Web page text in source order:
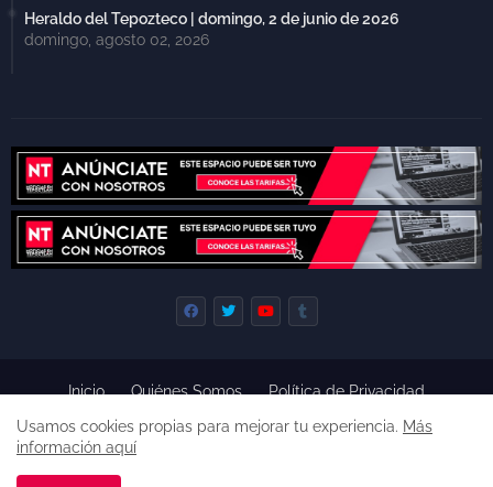
Heraldo del Tepozteco | domingo, 2 de junio de 2026
domingo, agosto 02, 2026
Derechos reservados, 2022 -
Inicio Quiénes Somos
Política de Privacidad
Derecho de Réplica
Términos y Condiciones de Uso
Usamos cookies propias para mejorar tu experiencia. Más
información aquí